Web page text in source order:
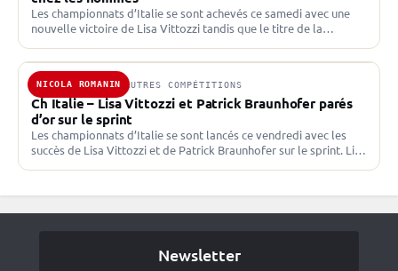
Les championnats d’Italie se sont achevés ce samedi avec une
nouvelle victoire de Lisa Vittozzi tandis que le titre de la
NICOLA ROMANIN
25 AOÛT 2023 · AUTRES COMPÉTITIONS
Ch Italie – Lisa Vittozzi et Patrick Braunhofer parés
d’or sur le sprint
Les championnats d’Italie se sont lancés ce vendredi avec les
succès de Lisa Vittozzi et de Patrick Braunhofer sur le sprint. Lisa
Newsletter